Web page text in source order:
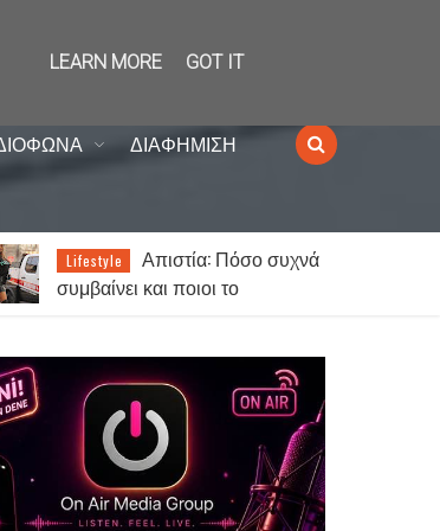
ΔΙΑΦΗΜΙΣΗ
Lifestyle
Καιρός σήμερα:
Παραμένουν οι υψηλές
Αιγαίο
LEARN MORE GOT IT